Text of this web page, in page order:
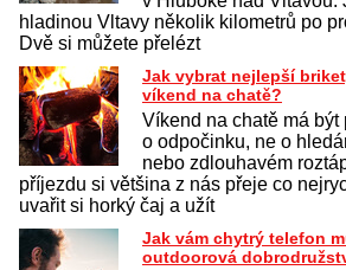
hladinou Vltavy několik kilometrů po
Dvě si můžete přelézt
Jak vybrat nejlepší
víkend na chatě?
Víkend na chatě má být
o odpočinku, ne o
nebo zdlouhavém
příjezdu si většina z nás přeje co
uvařit si horký čaj a užít
Jak vám chytrý telefon
outdoorová